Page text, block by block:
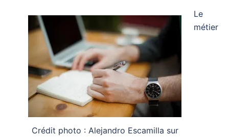
Crédit photo : Alejandro Escamilla sur
Le
métier